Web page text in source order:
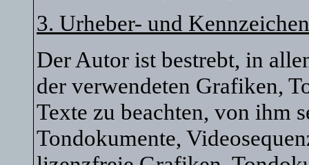
3. Urheber- und
Der Autor ist bestrebt, in
der verwendeten Grafiken,
Texte zu beachten, von ihm
Tondokumente,